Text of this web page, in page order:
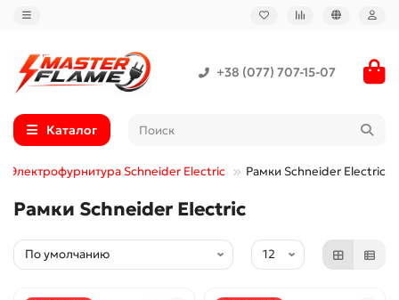
+38 (077) 707-15-07
Каталог
Электрофурнитура Schneider Electric Рамки Schneider Electric
Рамки Schneider Electric